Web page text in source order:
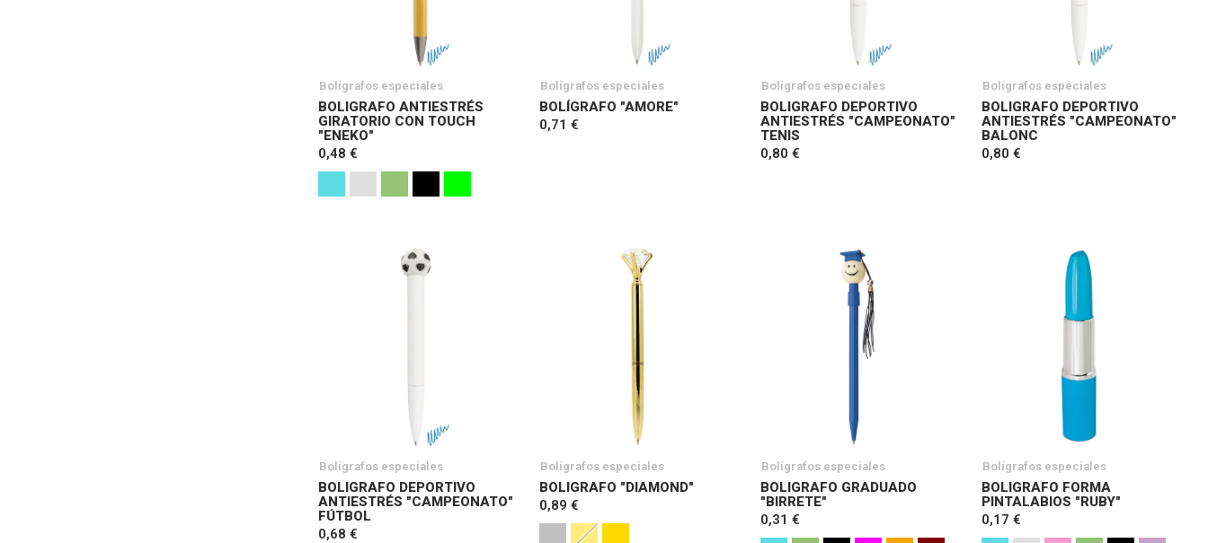
Bolígrafos especiales
BOLIGRAFO ANTIESTRÉS
GIRATORIO CON TOUCH
"ENEKO"
0,48 €
Bolígrafos especiales
BOLÍGRAFO "AMORE"
0,71 €
Bolígrafos especiales
BOLIGRAFO DEPORTIVO
ANTIESTRÉS "CAMPEONATO"
TENIS
0,80 €
Bolígrafos especiales
BOLIGRAFO DEPORTIVO
ANTIESTRÉS "CAMPEONATO"
BALONC
0,80 €
Bolígrafos especiales
BOLIGRAFO DEPORTIVO
ANTIESTRÉS "CAMPEONATO"
FÚTBOL
0,68 €
Bolígrafos especiales
BOLIGRAFO "DIAMOND"
0,89 €
Bolígrafos especiales
BOLIGRAFO GRADUADO
"BIRRETE"
0,31 €
Bolígrafos especiales
BOLIGRAFO FORMA
PINTALABIOS "RUBY"
0,17 €